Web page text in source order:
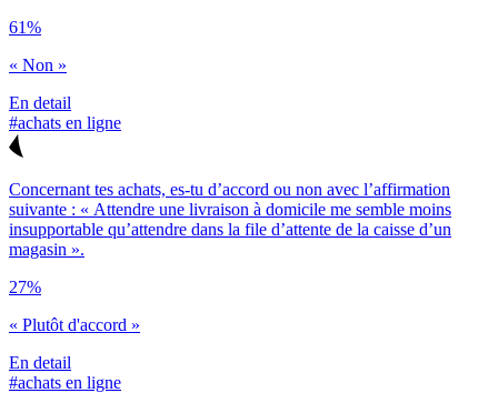
61%
« Non »
En detail
#achats en ligne
Concernant tes achats, es-tu d’accord ou non avec l’affirmation
suivante : « Attendre une livraison à domicile me semble moins
insupportable qu’attendre dans la file d’attente de la caisse d’un
magasin ».
27%
« Plutôt d'accord »
En detail
#achats en ligne